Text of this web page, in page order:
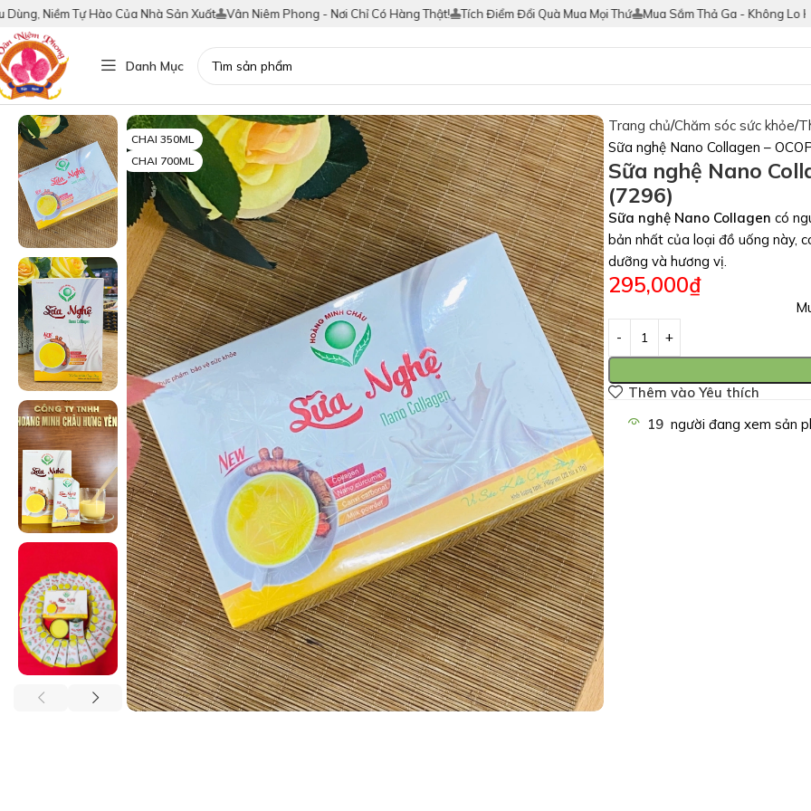
Hào Của Nhà Sản Xuất Vân Niêm Phong - Nơi Chỉ Có Hàng Thật! Tích Điểm Đổi Quà Mua Mọi Thứ Mua Sắm Thả Ga - Không Lo Hàng Giả
Danh Mục
CHAI 350ML
CHAI 700ML
Trang chủ Chăm sóc sức khỏe
Sữa nghệ Nano Collagen –
Sữa nghệ Nano
(7296)
Sữa nghệ Nano Collagen có
bản nhất của loại đồ uống này,
dưỡng và hương vị.
295,000₫
Thêm vào Yêu thích
19 người đang xem sản